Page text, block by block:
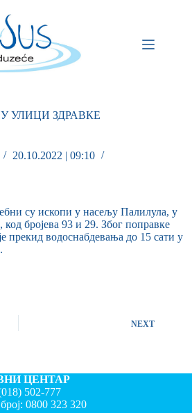
УЛИЦИ ЗДРАВКЕ
20.10.2022 | 09:10
су ископи у насељу Палилула, у
бројева 93 и 29. Због поправке
прекид водоснабдевања до 15 сати у
NEXT
ЦЕНТАР
502-777
0800 323 320